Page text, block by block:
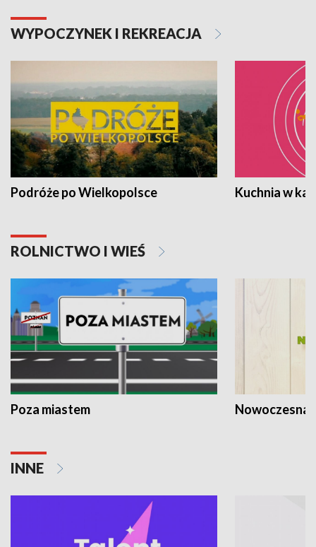
WYPOCZYNEK I REKREACJA
Podróże po Wielkopolsce Kuchnia w
ROLNICTWO I WIEŚ
Poza miastem Nowoczesna
INNE